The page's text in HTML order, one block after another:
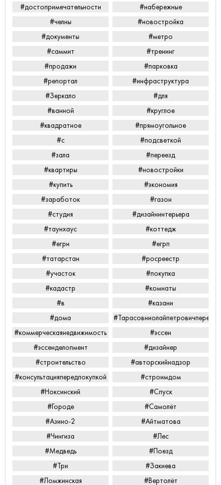
#достопримечательности
#набережные
#челны
#новостройка
#документы
#метро
#саммит
#тренинг
#продажи
#парковка
#репортал
#инфраструктура
#Зеркало
#для
#ванной
#круглое
#квадратное
#прямоугольное
#с
#подсветкой
#зала
#переезд
#квартиры
#новостройки
#купить
#экономия
#заработок
#газон
#студия
#дизайнинтерьера
#таунхаус
#коттедж
#егрн
#егрп
#татарстан
#росреестр
#участок
#покупка
#кадастр
#комнаты
#в
#казани
#дома
#коммерческаянедвижимость
#эссен
#эссенделопмент
#дизайнер
#строительство
#авторскийнадзор
#консультацияпередпокупкой
#строимдом
#Ноксинский
#Спуск
#Городе
#Самолёт
#Азино-2
#Айтматова
#Чингиза
#Лес
#Медведь
#Поезд
#Три
#Закиева
#Ломжинская
#Вертолёт